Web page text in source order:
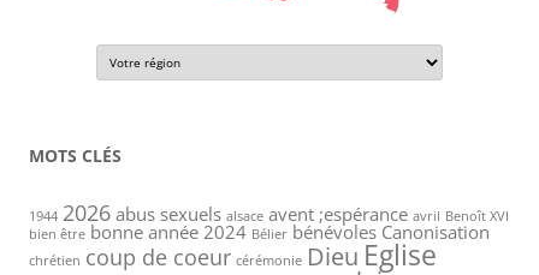
MOTS CLÉS
1944 2026 abus sexuels alsace avent ;espérance avril Benoît XVI
bien être bonne année 2024 Bélier bénévoles Canonisation
chrétien coup de coeur cérémonie Dieu Eglise